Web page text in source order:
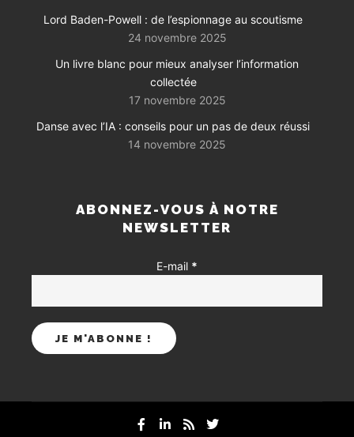
Lord Baden-Powell : de l’espionnage au scoutisme
24 novembre 2025
Un livre blanc pour mieux analyser l’information
collectée
17 novembre 2025
Danse avec l’IA : conseils pour un pas de deux réussi
14 novembre 2025
ABONNEZ-VOUS À NOTRE
NEWSLETTER
E-mail *